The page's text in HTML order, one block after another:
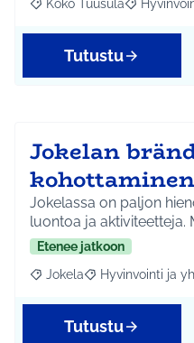
Rajaa tulokset aihepiirin
Koko Tuusula Rajaa
Tutustu
Jokelan
kohottaminen
Jokelassa on paljon
luontoa ja aktiviteetteja.
Etenee jatkoon
Rajaa tulokset aihepiirin
Jokela Rajaa tulokset
Hyvinvointi ja
Tutustu